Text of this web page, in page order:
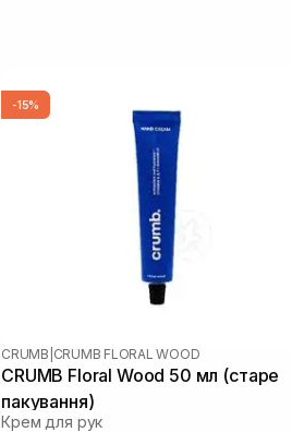
-15%
CRUMB CRUMB FLORAL WOOD
CRUMB Floral Wood 50 мл (старе
пакування)
Крем для рук